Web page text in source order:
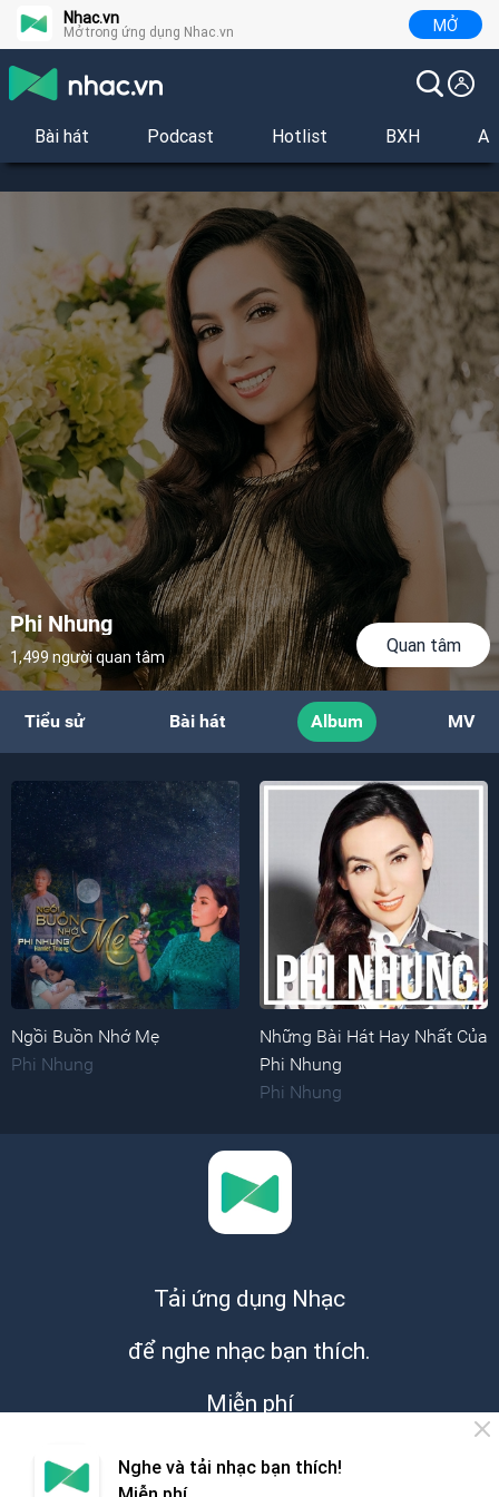
Nhac.vn
Mở trong ứng dụng Nhac.vn MỞ
Bài hát Podcast Hotlist BXH
Phi Nhung
1,499 người quan tâm
Quan tâm
Tiểu sử Bài hát Album MV
Ngồi Buồn Nhớ Mẹ
Phi Nhung
Những Bài Hát Hay Nhất Của
Phi Nhung
Phi Nhung
Tải ứng dụng Nhạc
để nghe nhạc bạn thích.
Miễn phí
Nghe và tải nhạc bạn thích!